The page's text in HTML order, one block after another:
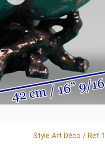
Style Art Déco /